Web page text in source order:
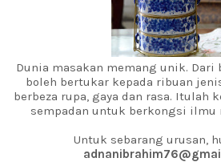
Dunia masakan memang unik. Dari
boleh bertukar kepada ribuan
berbeza rupa, gaya dan rasa. Itulah
sempadan untuk berkongsi ilmu
Untuk sebarang urusan,